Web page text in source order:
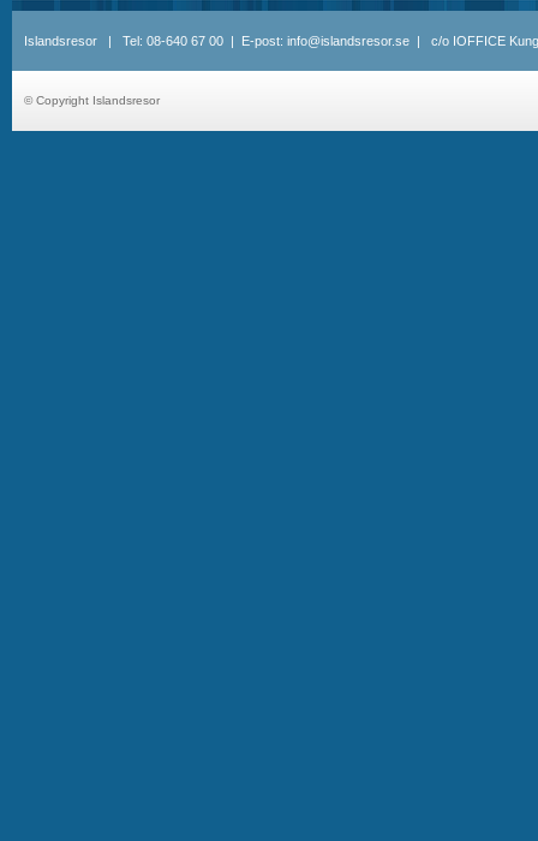
Islandsresor | Tel: 08-640 67 00 | E-post: info@islandsresor.se | c/o IOFFICE
© Copyright Islandsresor